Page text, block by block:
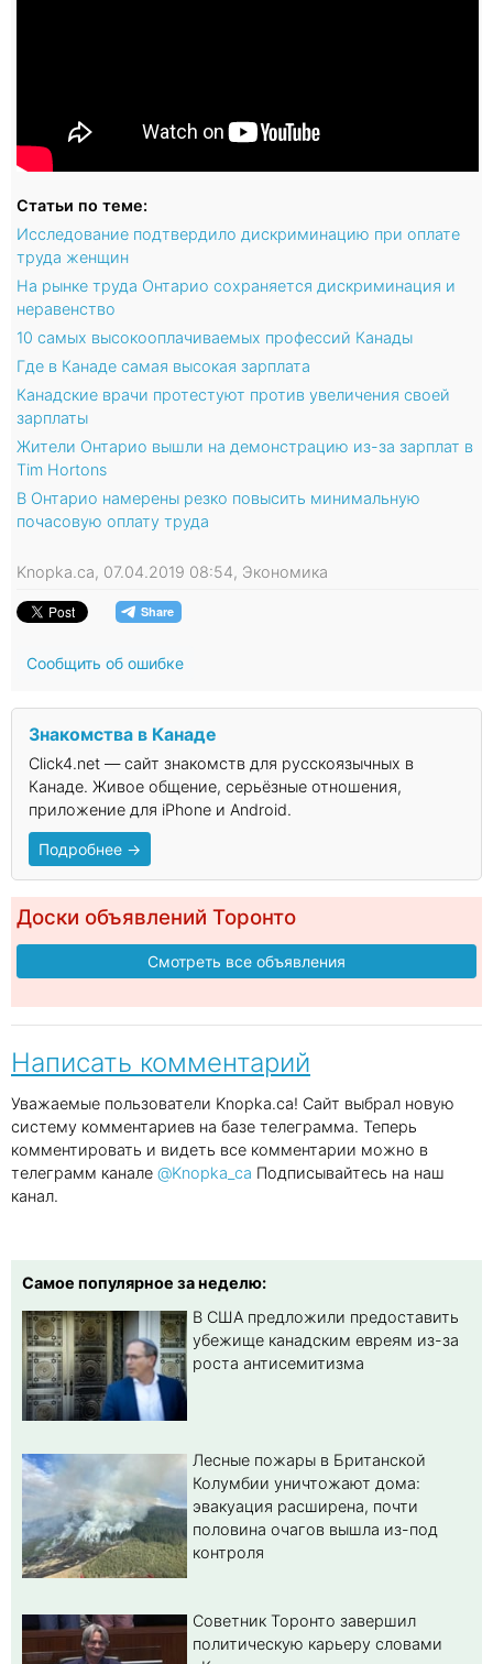
Статьи по теме:
Исследование подтвердило дискриминацию при оплате
труда женщин
На рынке труда Онтарио сохраняется дискриминация и
неравенство
10 самых высокооплачиваемых профессий Канады
Где в Канаде самая высокая зарплата
Канадские врачи протестуют против увеличения своей
зарплаты
Жители Онтарио вышли на демонстрацию из-за зарплат в
Tim Hortons
В Онтарио намерены резко повысить минимальную
почасовую оплату труда
Knopka.ca, 07.04.2019 08:54, Экономика
Сообщить об ошибке
Знакомства в Канаде
Click4.net — сайт знакомств для русскоязычных в
Канаде. Живое общение, серьёзные отношения,
приложение для iPhone и Android.
Подробнее →
Доски объявлений Торонто
Смотреть все объявления
Написать комментарий
Уважаемые пользователи Knopka.ca! Сайт выбрал новую
систему комментариев на базе телеграмма. Теперь
комментировать и видеть все комментарии можно в
телеграмм канале @Knopka_ca Подписывайтесь на наш
канал.
Самое популярное за неделю:
В США предложили предоставить
убежище канадским евреям из-за
роста антисемитизма
Лесные пожары в Британской
Колумбии уничтожают дома:
эвакуация расширена, почти
половина очагов вышла из-под
контроля
Советник Торонто завершил
политическую карьеру словами